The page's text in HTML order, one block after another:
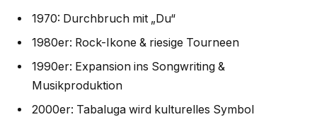
1970: Durchbruch mit „Du“
1980er: Rock-Ikone & riesige Tourneen
1990er: Expansion ins Songwriting &
Musikproduktion
2000er: Tabaluga wird kulturelles Symbol